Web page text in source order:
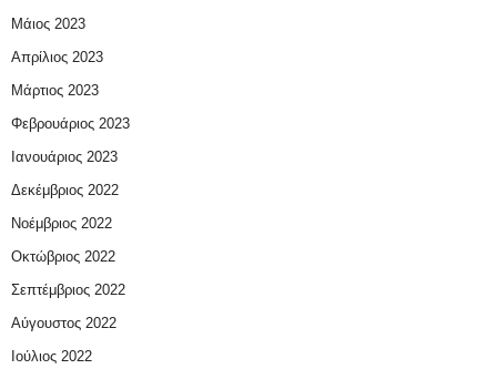
Μάιος 2023
Απρίλιος 2023
Μάρτιος 2023
Φεβρουάριος 2023
Ιανουάριος 2023
Δεκέμβριος 2022
Νοέμβριος 2022
Οκτώβριος 2022
Σεπτέμβριος 2022
Αύγουστος 2022
Ιούλιος 2022